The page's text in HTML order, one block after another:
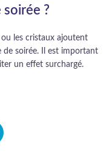
soirée ?
ou les cristaux ajoutent
soirée. Il est important
un effet surchargé.